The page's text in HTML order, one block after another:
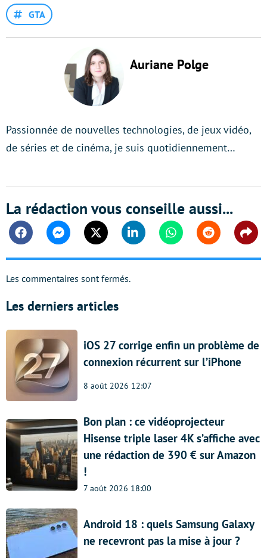
GTA
Auriane Polge
Passionnée de nouvelles technologies, de jeux vidéo,
de séries et de cinéma, je suis quotidiennement…
La rédaction vous conseille aussi...
FacebookMessengerTwitter Linkedin WhatsappReddit
Les commentaires sont fermés.
Les derniers articles
iOS 27 corrige enfin un problème de
connexion récurrent sur l’iPhone
8 août 2026 12:07
Bon plan : ce vidéoprojecteur
Hisense triple laser 4K s’affiche avec
une rédaction de 390 € sur Amazon
!
7 août 2026 18:00
Android 18 : quels Samsung Galaxy
ne recevront pas la mise à jour ?